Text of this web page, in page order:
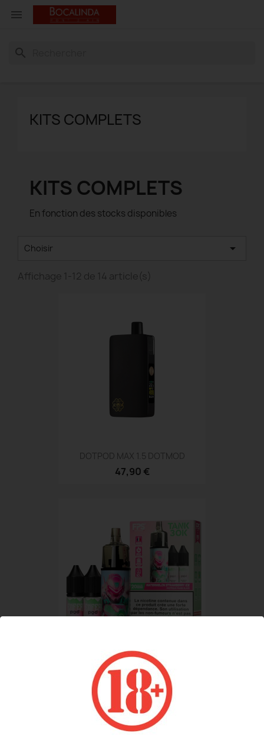

search
KITS COMPLETS
KITS COMPLETS
En fonction des stocks disponibles
Choisir 
Affichage 1-12 de 14 article(s)
DOTPOD MAX 1.5 DOTMOD
47,90 €
FPS WATERMELON STRAWBERRY...
19,90 €